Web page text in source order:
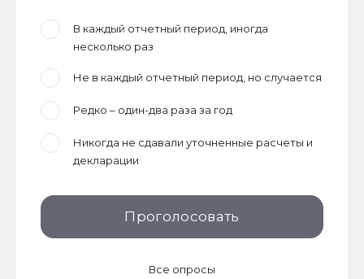
В каждый отчетный период, иногда
несколько раз
Не в каждый отчетный период, но случается
Редко – один-два раза за год
Никогда не сдавали уточненные расчеты и
декларации
Проголосовать
Все опросы